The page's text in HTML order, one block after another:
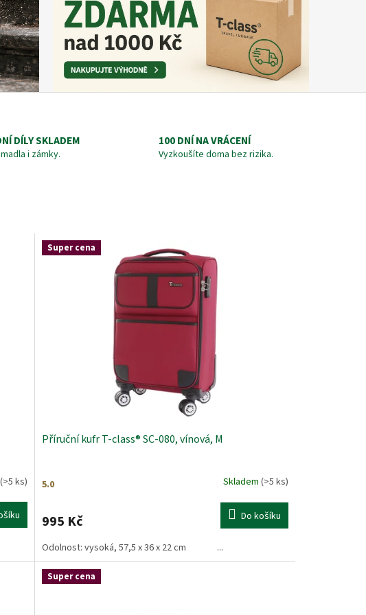
DÍLY SKLADEM
i zámky.
100 DNÍ NA VRÁCENÍ
Vyzkoušíte doma bez rizika.
(>5 ks)
Super cena
Příruční kufr T-class® SC-080, vínová, M
Průměrné
je
z
5
hvězdiček.
Skladem (>5 ks)
995 Kč Do košíku
Odolnost: vysoká, 57,5 x 36 x 22 cm ...
Super cena